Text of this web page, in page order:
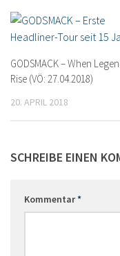
GODSMACK – When
Rise (VÖ: 27.04.2018)
20. APRIL 2018
SCHREIBE EINEN
Kommentar*